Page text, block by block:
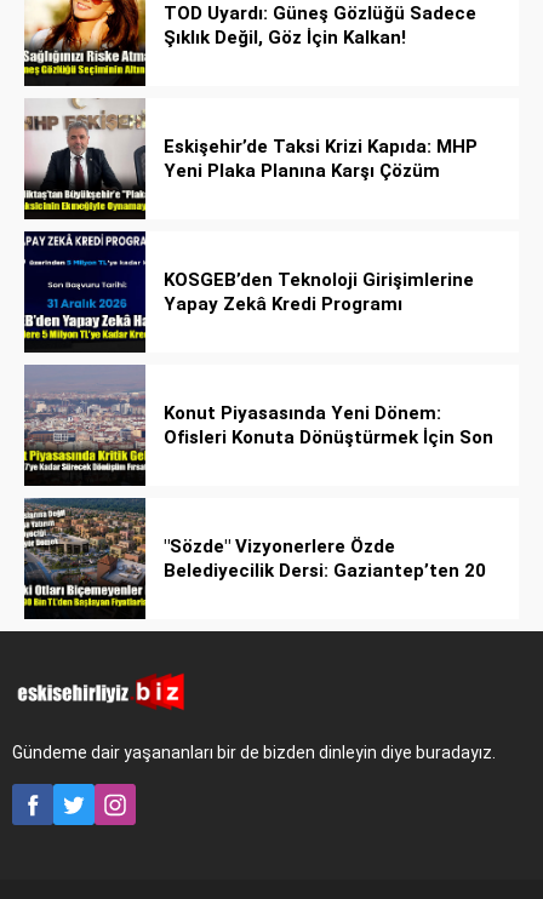
TOD Uyardı: Güneş Gözlüğü Sadece
Şıklık Değil, Göz İçin Kalkan!
Eskişehir’de Taksi Krizi Kapıda: MHP
Yeni Plaka Planına Karşı Çözüm
KOSGEB’den Teknoloji Girişimlerine
Yapay Zekâ Kredi Programı
Konut Piyasasında Yeni Dönem:
Ofisleri Konuta Dönüştürmek İçin Son
"Sözde" Vizyonerlere Özde
Belediyecilik Dersi: Gaziantep’ten 20
Gündeme dair yaşananları bir de bizden dinleyin diye buradayız.